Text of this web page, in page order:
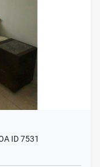
ID 7531